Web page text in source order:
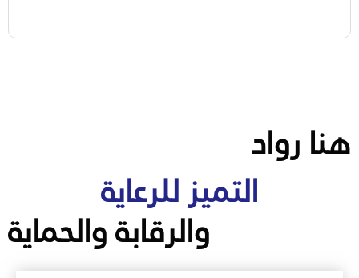
هنا رواد
التميز للرعاية
والرقابة والحماية